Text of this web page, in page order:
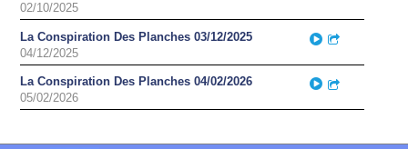
02/10/2025
La Conspiration Des Planches 03/12/2025
04/12/2025
Play
La Conspiration Des Planches 04/02/2026
05/02/2026
Play